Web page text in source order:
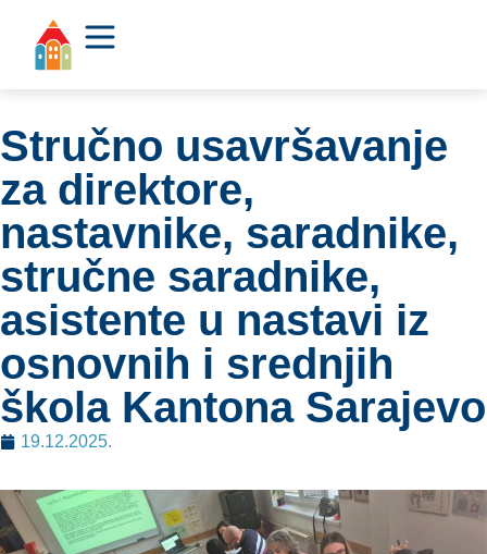
Stručno usavršavanje
za direktore,
nastavnike, saradnike,
stručne saradnike,
asistente u nastavi iz
osnovnih i srednjih
škola Kantona Sarajevo
19.12.2025.